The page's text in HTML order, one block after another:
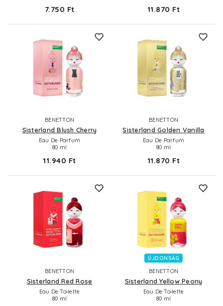
7.750 Ft 11.870 Ft
BENETTON
Sisterland Blush Cherry
Eau De Parfum
80 ml
11.940 Ft
BENETTON
Sisterland Golden Vanilla
Eau De Parfum
80 ml
11.870 Ft
BENETTON
Sisterland Red Rose
Eau De Toilette
80 ml
ÚJDONSÁG
BENETTON
Sisterland Yellow Peony
Eau De Toilette
80 ml